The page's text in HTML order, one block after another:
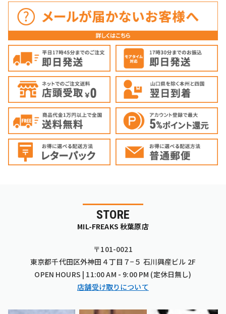
STORE
MIL-FREAKS 秋葉原店
〒101-0021
東京都千代田区外神田４丁目７−５ 石川興産ビル 2F
OPEN HOURS | 11:00 AM - 9:00 PM (定休日無し)
店舗受け取りについて